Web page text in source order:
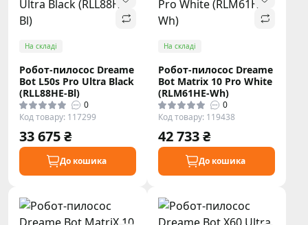
На складі
Робот-пилосос Dreame
Bot L50s Pro Ultra Black
(RLL88HE-Bl)
0
Код товару: 117299
33 675 ₴
До кошика
На складі
Робот-пилосос Dreame
Bot Matrix 10 Pro White
(RLM61HE-Wh)
0
Код товару: 119438
42 733 ₴
До кошика